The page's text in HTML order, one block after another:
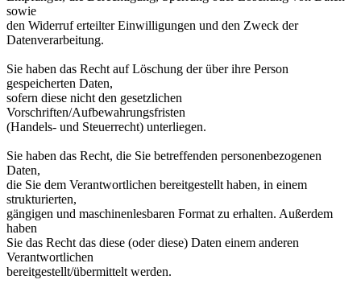
sowie
den Widerruf erteilter Einwilligungen und den Zweck der
Datenverarbeitung.
Sie haben das Recht auf Löschung der über ihre Person
gespeicherten Daten,
sofern diese nicht den gesetzlichen
Vorschriften/Aufbewahrungsfristen
(Handels- und Steuerrecht) unterliegen.
Sie haben das Recht, die Sie betreffenden personenbezogenen
Daten,
die Sie dem Verantwortlichen bereitgestellt haben, in einem
strukturierten,
gängigen und maschinenlesbaren Format zu erhalten. Außerdem
haben
Sie das Recht das diese (oder diese) Daten einem anderen
Verantwortlichen
bereitgestellt/übermittelt werden.